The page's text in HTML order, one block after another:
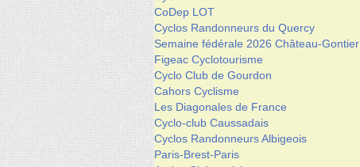
CoDep LOT
Cyclos Randonneurs du Quercy
Semaine fédérale 2026 Château-Gontier
Figeac Cyclotourisme
Cyclo Club de Gourdon
Cahors Cyclisme
Les Diagonales de France
Cyclo-club Caussadais
Cyclos Randonneurs Albigeois
Paris-Brest-Paris